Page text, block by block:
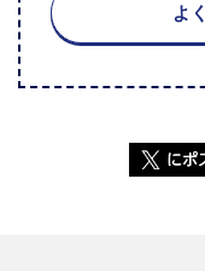
よ